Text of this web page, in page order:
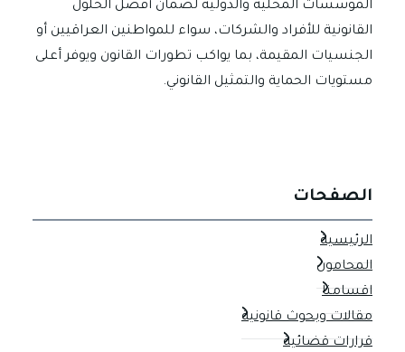
المؤسسات المحلية والدولية لضمان أفضل الحلول
القانونية للأفراد والشركات، سواء للمواطنين العراقيين أو
الجنسيات المقيمة، بما يواكب تطورات القانون ويوفر أعلى
مستويات الحماية والتمثيل القانوني.
الصفحات
الرئيسية
المحامون
اقسامنا
مقالات وبحوث قانونية
قرارات قضائية